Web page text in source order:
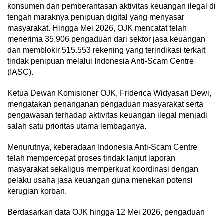
konsumen dan pemberantasan aktivitas keuangan ilegal di
tengah maraknya penipuan digital yang menyasar
masyarakat. Hingga Mei 2026, OJK mencatat telah
menerima 35.906 pengaduan dari sektor jasa keuangan
dan memblokir 515.553 rekening yang terindikasi terkait
tindak penipuan melalui Indonesia Anti-Scam Centre
(IASC).
Ketua Dewan Komisioner OJK, Friderica Widyasari Dewi,
mengatakan penanganan pengaduan masyarakat serta
pengawasan terhadap aktivitas keuangan ilegal menjadi
salah satu prioritas utama lembaganya.
Menurutnya, keberadaan Indonesia Anti-Scam Centre
telah mempercepat proses tindak lanjut laporan
masyarakat sekaligus memperkuat koordinasi dengan
pelaku usaha jasa keuangan guna menekan potensi
kerugian korban.
Berdasarkan data OJK hingga 12 Mei 2026, pengaduan